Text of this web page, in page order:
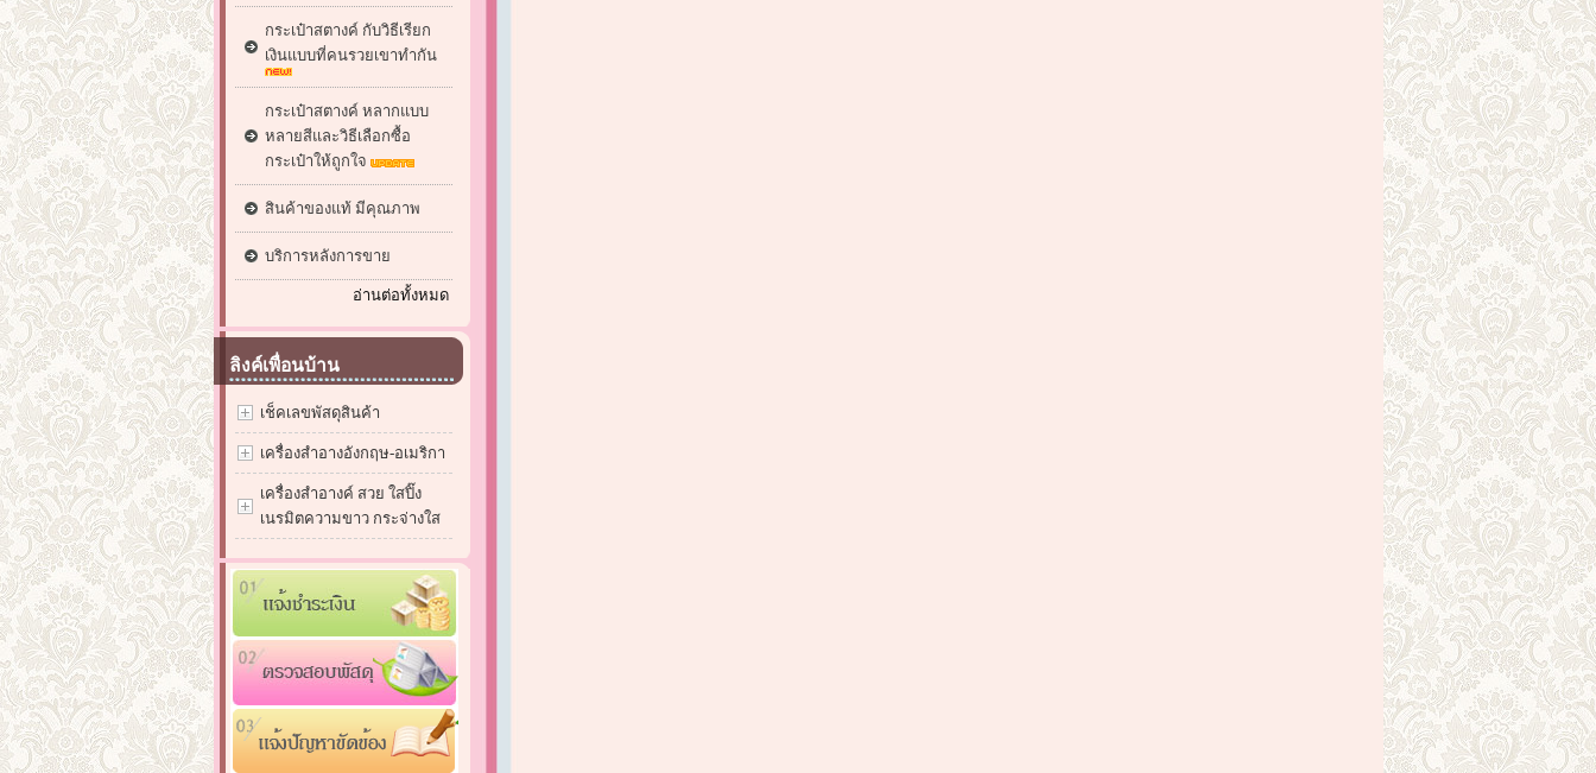
กระเป๋าสตางค์ กับวิธีเรียก
เงินแบบที่คนรวยเขาทำกัน
กระเป๋าสตางค์ หลากแบบ
หลายสีและวิธีเลือกซื้อ
กระเป๋าให้ถูกใจ
สินค้าของแท้ มีคุณภาพ
บริการหลังการขาย
อ่านต่อทั้งหมด
ลิงค์เพื่อนบ้าน
เช็คเลขพัสดุสินค้า
เครื่องสำอางอังกฤษ-อเมริกา
เครื่องสำอางค์ สวย ใสปิ๊ง
เนรมิตความขาว กระจ่างใส